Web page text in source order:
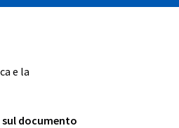
e la
documento